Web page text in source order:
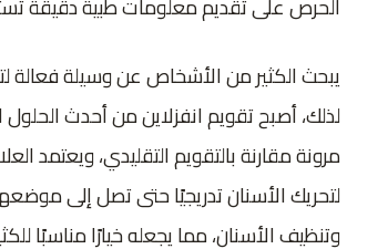
يبحث الكثير من الأشخاص عن وسيلة فعالة
لذلك، أصبح تقويم انفزلاين من أحدث
مرونة مقارنة بالتقويم التقليدي،
لتحريك الأسنان تدريجيًا حتى تصل إلى
وتنظيف الأسنان، مما يجعله خيارًا مناسبًا